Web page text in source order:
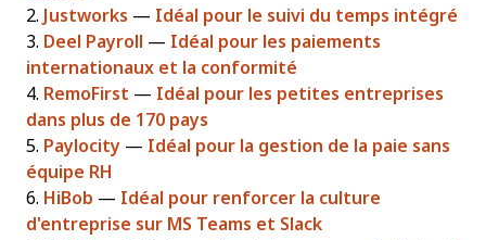
2.
Justworks — Idéal pour le suivi du temps intégré
3. Deel Payroll — Idéal pour les paiements
internationaux et la conformité
4. RemoFirst — Idéal pour les petites entreprises
dans plus de 170 pays
5. Paylocity — Idéal pour la gestion de la paie sans
équipe RH
6. HiBob — Idéal pour renforcer la culture
d'entreprise sur MS Teams et Slack